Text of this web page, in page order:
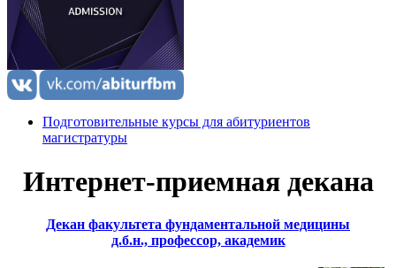
Подготовительные курсы для абитуриентов
магистратуры
Интернет-приемная декана
Декан факультета фундаментальной медицины
д.б.н., профессор, академик